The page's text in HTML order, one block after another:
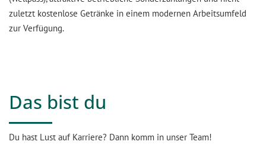
zuletzt kostenlose Getränke in einem modernen Arbeitsumfeld
zur Verfügung.
Das bist du
Du hast Lust auf Karriere? Dann komm in unser Team!